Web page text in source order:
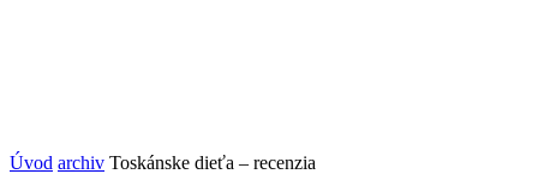
Úvod archiv Toskánske dieťa – recenzia